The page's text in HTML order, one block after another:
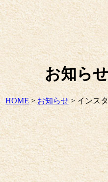
お知らせ
HOME> お知らせ >インス